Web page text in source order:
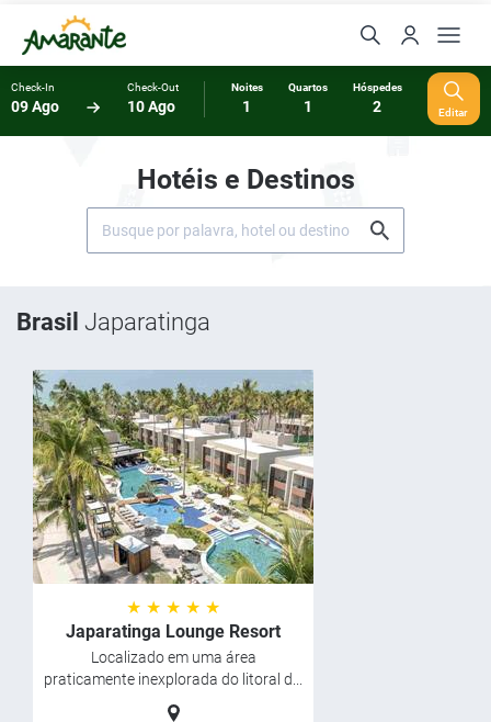
Check-In
09 Ago
Check-Out
10 Ago
Noites
1
Quartos
1
Hóspedes
2 Editar
Hotéis e Destinos
Brasil Japaratinga
★ ★ ★ ★ ★
Japaratinga Lounge Resort
Localizado em uma área
praticamente inexplorada do litoral d...